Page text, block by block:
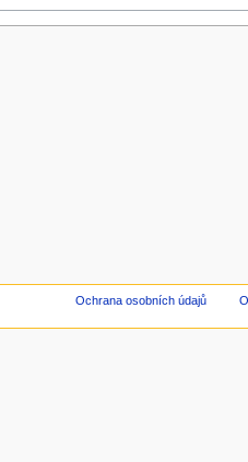
Ochrana osobních údajů